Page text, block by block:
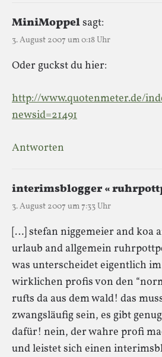
MiniMoppelsagt:
3. August 2007 um 0:18 Uhr
Oder guckst du hier:
http://www.quotenmeter.de/
newsid=21491
Antworten
interimsblogger «
3. August 2007 um 7:33 Uhr
[…] stefan niggemeier and koa
urlaub and allgemein
was unterscheidet eigentlich
wirklichen profis von den
rufts da aus dem wald! das
zwangsläufig sein, es gibt
dafür! nein, der wahre profi
und leistet sich einen